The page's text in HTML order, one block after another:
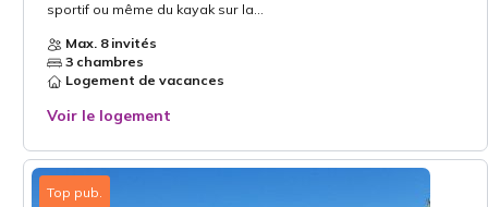
sportif ou même du kayak sur la...
Max. 8 invités
3 chambres
Logement de vacances
Voir le logement
Top pub.